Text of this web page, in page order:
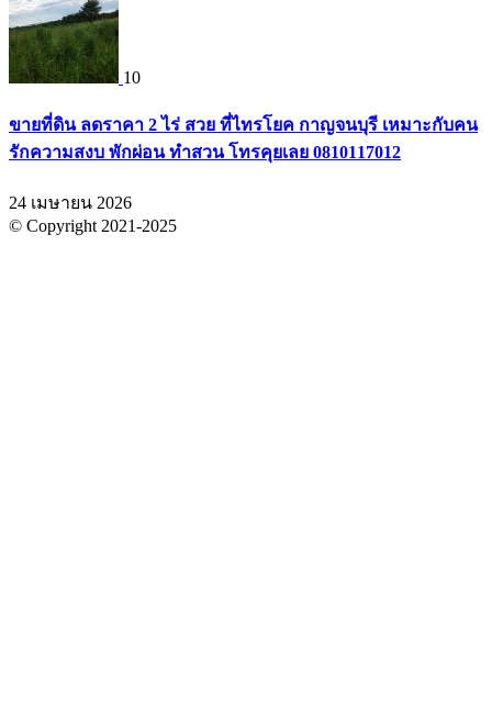
10
ขายที่ดิน ลดราคา 2 ไร่ สวย ที่ไทรโยค กาญจนบุรี เหมาะกับคน
รักความสงบ พักผ่อน ทำสวน โทรคุยเลย 0810117012
24 เมษายน 2026
© Copyright 2021-2025